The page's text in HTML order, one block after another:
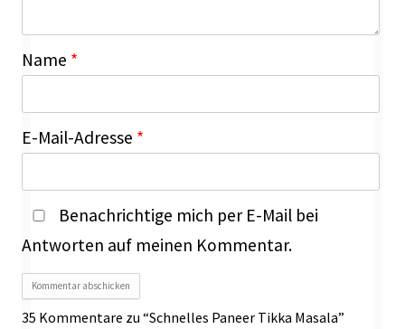
Name *
E-Mail-Adresse *
Benachrichtige mich per E-Mail bei
Antworten auf meinen Kommentar.
35 Kommentare zu “Schnelles Paneer Tikka Masala”